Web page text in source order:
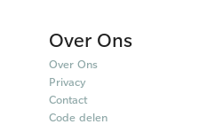
Over Ons
Over Ons
Privacy
Contact
Code delen